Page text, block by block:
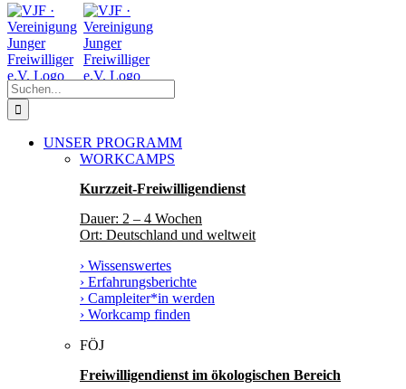
Zum
Inhalt
springen
Facebook
Instagram
YouTube
Suche
nach:
UNSER PROGRAMM
WORKCAMPS
Kurzzeit-Freiwilligendienst
Dauer: 2 – 4 Wochen
Ort: Deutschland und weltweit
› Wissenswertes
› Erfahrungsberichte
› Campleiter*in werden
› Workcamp finden
FÖJ
Freiwilligendienst im ökologischen Bereich